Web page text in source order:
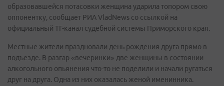
образовавшейся потасовки женщина ударила топором свою
оппонентку, сообщает РИА VladNews со ссылкой на
официальный ТГ-канал судебной системы Приморского края.
Местные жители праздновали день рождения друга прямо в
подъезде. В разгар «вечеринки» две женщины в состоянии
алкогольного опьянения что-то не поделили и начали ругаться
друг на друга. Одна из них оказалась женой именинника.